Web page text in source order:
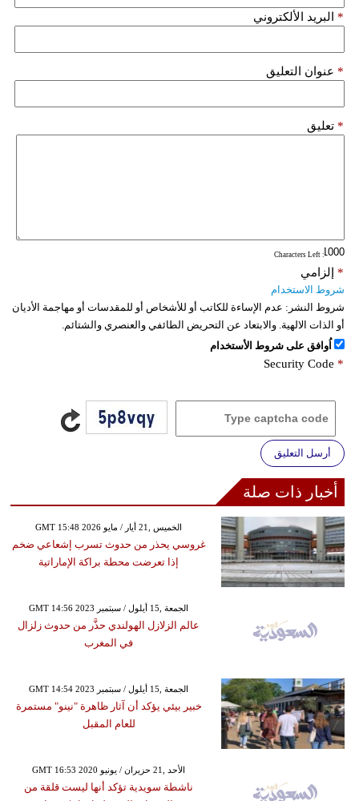
البريد الألكتروني *
عنوان التعليق *
تعليق *
: Characters Left
إلزامي *
شروط الاستخدام
شروط النشر: عدم الإساءة للكاتب أو للأشخاص أو للمقدسات أو مهاجمة الأديان
أو الذات الالهية. والابتعاد عن التحريض الطائفي والعنصري والشتائم.
اُوافق على شروط الأستخدام
Security Code *
أرسل التعليق
أخبار ذات صلة
GMT 15:48 2026 الخميس ,21 أيار / مايو
غروسي يحذر من حدوث تسرب إشعاعي ضخم
إذا تعرضت محطة براكة الإماراتية
GMT 14:56 2023 الجمعة ,15 أيلول / سبتمبر
عالم الزلازل الهولندي حذَّر من حدوث زلزال
في المغرب
GMT 14:54 2023 الجمعة ,15 أيلول / سبتمبر
خبير بيئي يؤكد أن آثار ظاهرة "نينو" مستمرة
للعام المقبل
GMT 16:53 2020 الأحد ,21 حزيران / يونيو
ناشطة سويدية تؤكد أنها ليست قلقة من